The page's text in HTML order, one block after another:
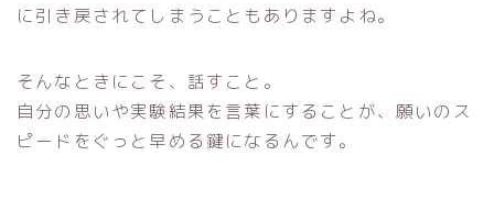
に引き戻されてしまうこともありますよね。
そんなときにこそ、話すこと。
自分の思いや実験結果を言葉にすることが、願いのス
ピードをぐっと早める鍵になるんです。